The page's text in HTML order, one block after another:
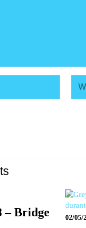
– Bridge
02/05/